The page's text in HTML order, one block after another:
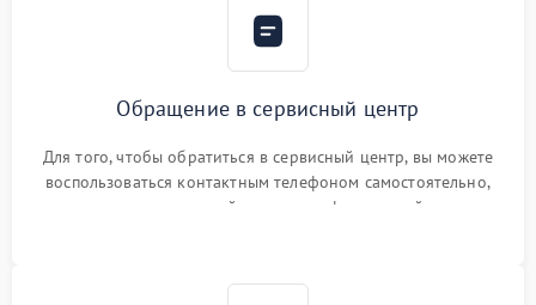
Обращение в сервисный центр
Для того, чтобы обратиться в сервисный центр, вы можете
воспользоваться контактным телефоном самостоятельно,
или оставить свой номер телефона на сайте